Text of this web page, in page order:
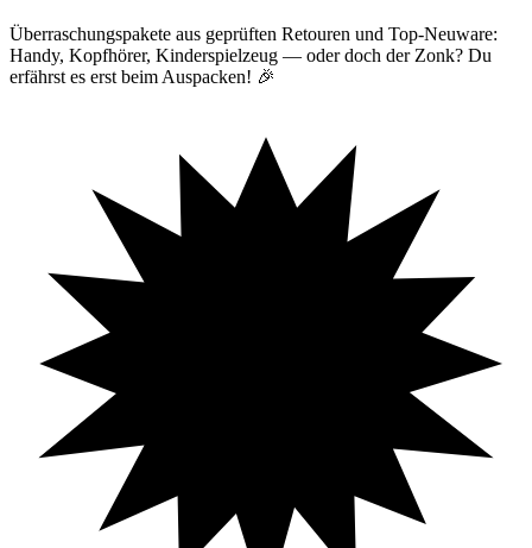
Überraschungspakete aus geprüften Retouren und Top-Neuware:
Handy, Kopfhörer, Kinderspielzeug — oder doch der Zonk? Du
erfährst es erst beim Auspacken! 🎉